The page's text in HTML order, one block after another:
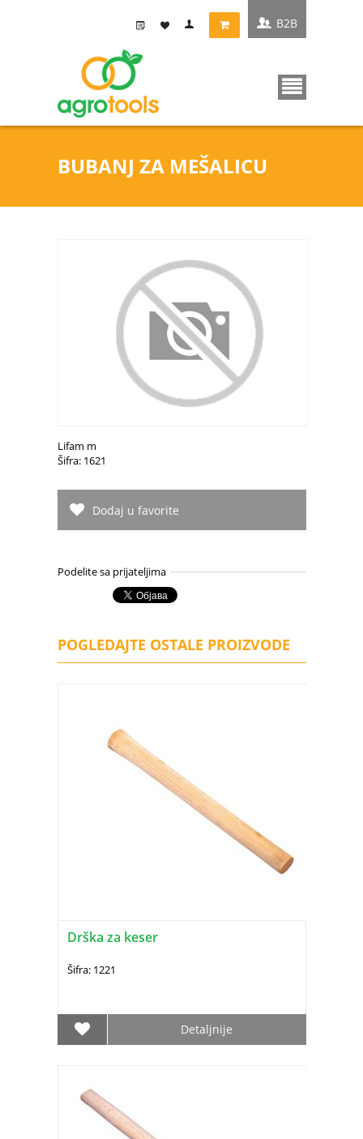
BUBANJ ZA MEŠALICU
B2B
Lifam m
Šifra: 1621
Dodaj u favorite
Podelite sa prijateljima
POGLEDAJTE OSTALE PROIZVODE
Drška za keser
Šifra: 1221
Detaljnije